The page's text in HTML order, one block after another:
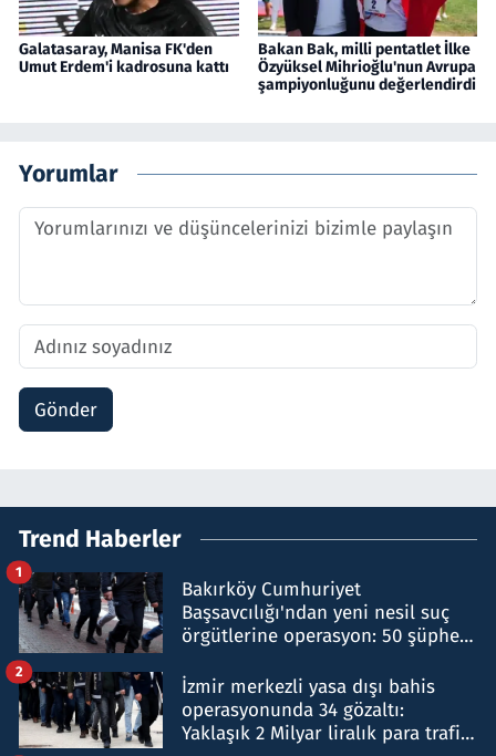
Galatasaray, Manisa FK'den
Umut Erdem'i kadrosuna kattı
Bakan Bak, milli pentatlet İlke
Özyüksel Mihrioğlu'nun Avrupa
şampiyonluğunu değerlendirdi
Yorumlar
Gönder
Trend Haberler
Bakırköy Cumhuriyet
Başsavcılığı'ndan yeni nesil suç
örgütlerine operasyon: 50 şüpheli
1
İzmir merkezli yasa dışı bahis
operasyonunda 34 gözaltı:
Yaklaşık 2 Milyar liralık para trafiği
2